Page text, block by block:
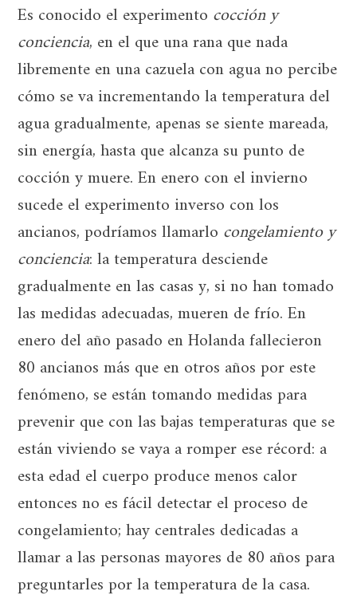
Es conocido el experimento cocción y
conciencia, en el que una rana que nada
libremente en una cazuela con agua no percibe
cómo se va incrementando la temperatura del
agua gradualmente, apenas se siente mareada,
sin energía, hasta que alcanza su punto de
cocción y muere. En enero con el invierno
sucede el experimento inverso con los
ancianos, podríamos llamarlo congelamiento y
conciencia: la temperatura desciende
gradualmente en las casas y, si no han tomado
las medidas adecuadas, mueren de frío. En
enero del año pasado en Holanda fallecieron
80 ancianos más que en otros años por este
fenómeno, se están tomando medidas para
prevenir que con las bajas temperaturas que se
están viviendo se vaya a romper ese récord: a
esta edad el cuerpo produce menos calor
entonces no es fácil detectar el proceso de
congelamiento; hay centrales dedicadas a
llamar a las personas mayores de 80 años para
preguntarles por la temperatura de la casa.